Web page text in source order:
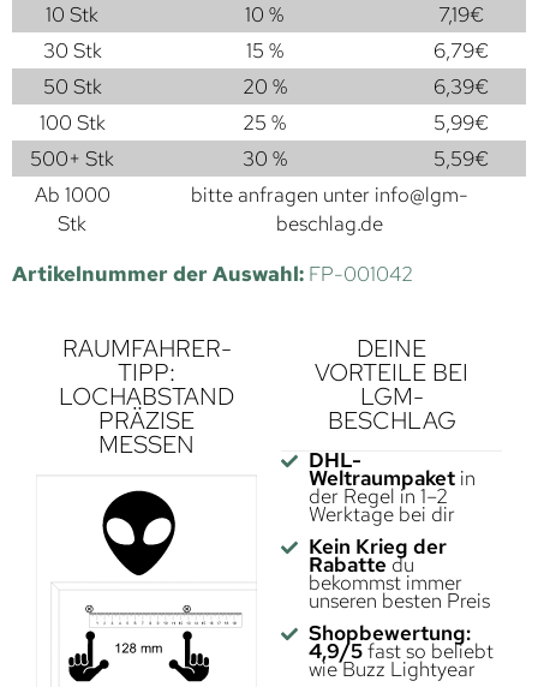
10 Stk
10 % 7,19€
30 Stk
15 % 6,79€
50 Stk
20 % 6,39€
100 Stk
25 % 5,99€
500+ Stk
30 % 5,59€
Ab 1000
Stk
bitte anfragen unter info@lgm-
beschlag.de
Artikelnummer der Auswahl: FP-001042
RAUMFAHRER-
TIPP:
LOCHABSTAND
PRÄZISE
MESSEN
DEINE
VORTEILE BEI
LGM-
BESCHLAG
DHL-
Weltraumpaketin
der Regel in 1–2
Werktage bei dir
Kein Krieg der
Rabatte du
bekommst immer
unseren besten Preis
Shopbewertung:
4,9/5fast so beliebt
wie Buzz Lightyear